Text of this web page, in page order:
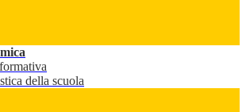
della scuola